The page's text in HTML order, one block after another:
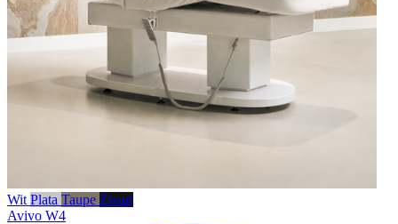
Wit Plata Taupe Zwart
Avivo W4